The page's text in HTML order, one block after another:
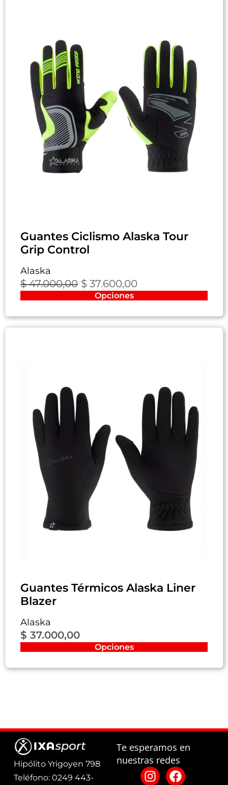
Guantes Ciclismo Alaska Tour
Grip Control
Alaska
$47.000,00 $37.600,00
Opciones
Guantes Térmicos Alaska Liner
Blazer
Alaska
$ 37.000,00
Opciones
Hipólito Yrigoyen 798
Teléfono: 0249 443-
Te esperamos en
nuestras redes